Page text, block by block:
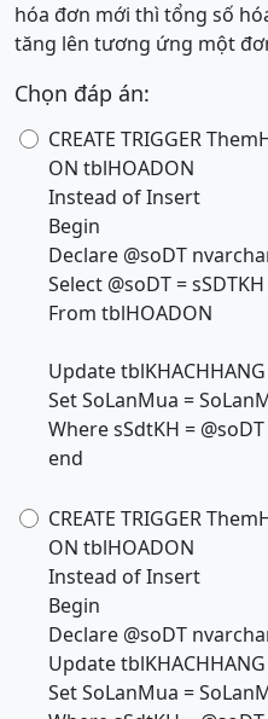
hóa đơn mới thì tổng số
tăng lên tương ứng một
Chọn đáp án:
CREATE TRIGGER
ON tblHOADON
Instead of Insert
Begin
Declare @soDT
Select @soDT = sSDTKH
From tblHOADON
Update tblKHACHHANG
Set SoLanMua =
Where sSdtKH = @soDT
end
CREATE TRIGGER
ON tblHOADON
Instead of Insert
Begin
Declare @soDT
Update tblKHACHHANG
Set SoLanMua =